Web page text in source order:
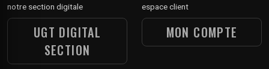
notre section digitale
UGT DIGITAL
SECTION
espace client
MON COMPTE